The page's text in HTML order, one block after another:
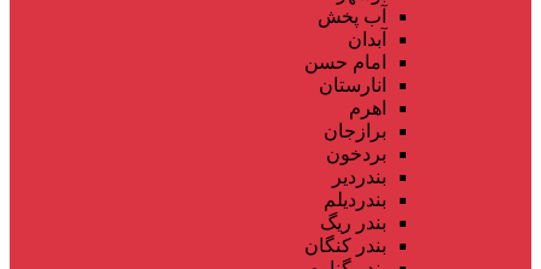
آب پخش
آبدان
امام حسن
انارستان
اهرم
برازجان
بردخون
بندردیر
بندردیلم
بندر ریگ
بندر کنگان